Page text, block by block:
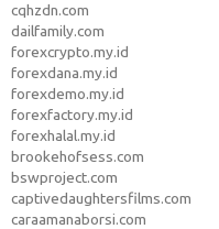
cqhzdn.com
dailfamily.com
forexcrypto.my.id
forexdana.my.id
forexdemo.my.id
forexfactory.my.id
forexhalal.my.id
brookehofsess.com
bswproject.com
captivedaughtersfilms.com
caraamanaborsi.com